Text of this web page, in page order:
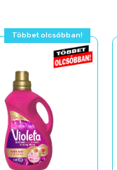
Többet olcsóbban!